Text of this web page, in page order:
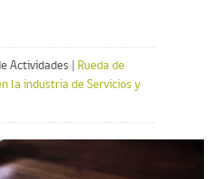
Actividades
Rueda de
la industria de Servicios y